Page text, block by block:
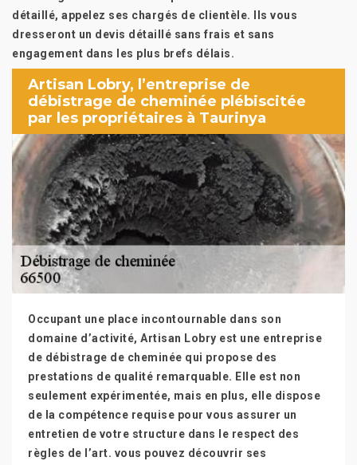
détaillé, appelez ses chargés de clientèle. Ils vous
dresseront un devis détaillé sans frais et sans
engagement dans les plus brefs délais.
Artisan Lobry, l’entreprise de
débistrage de cheminée plébiscitée
par les propriétaires à Taurinya
Occupant une place incontournable dans son
domaine d’activité, Artisan Lobry est une entreprise
de débistrage de cheminée qui propose des
prestations de qualité remarquable. Elle est non
seulement expérimentée, mais en plus, elle dispose
de la compétence requise pour vous assurer un
entretien de votre structure dans le respect des
règles de l’art. vous pouvez découvrir ses